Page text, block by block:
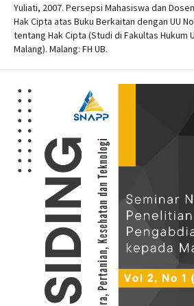
Yuliati, 2007. Persepsi Mahasiswa dan
Hak Cipta atas Buku Berkaitan dengan UU
tentang Hak Cipta (Studi di Fakultas Hukum
Malang). Malang: FH UB.